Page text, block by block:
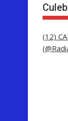
(12)